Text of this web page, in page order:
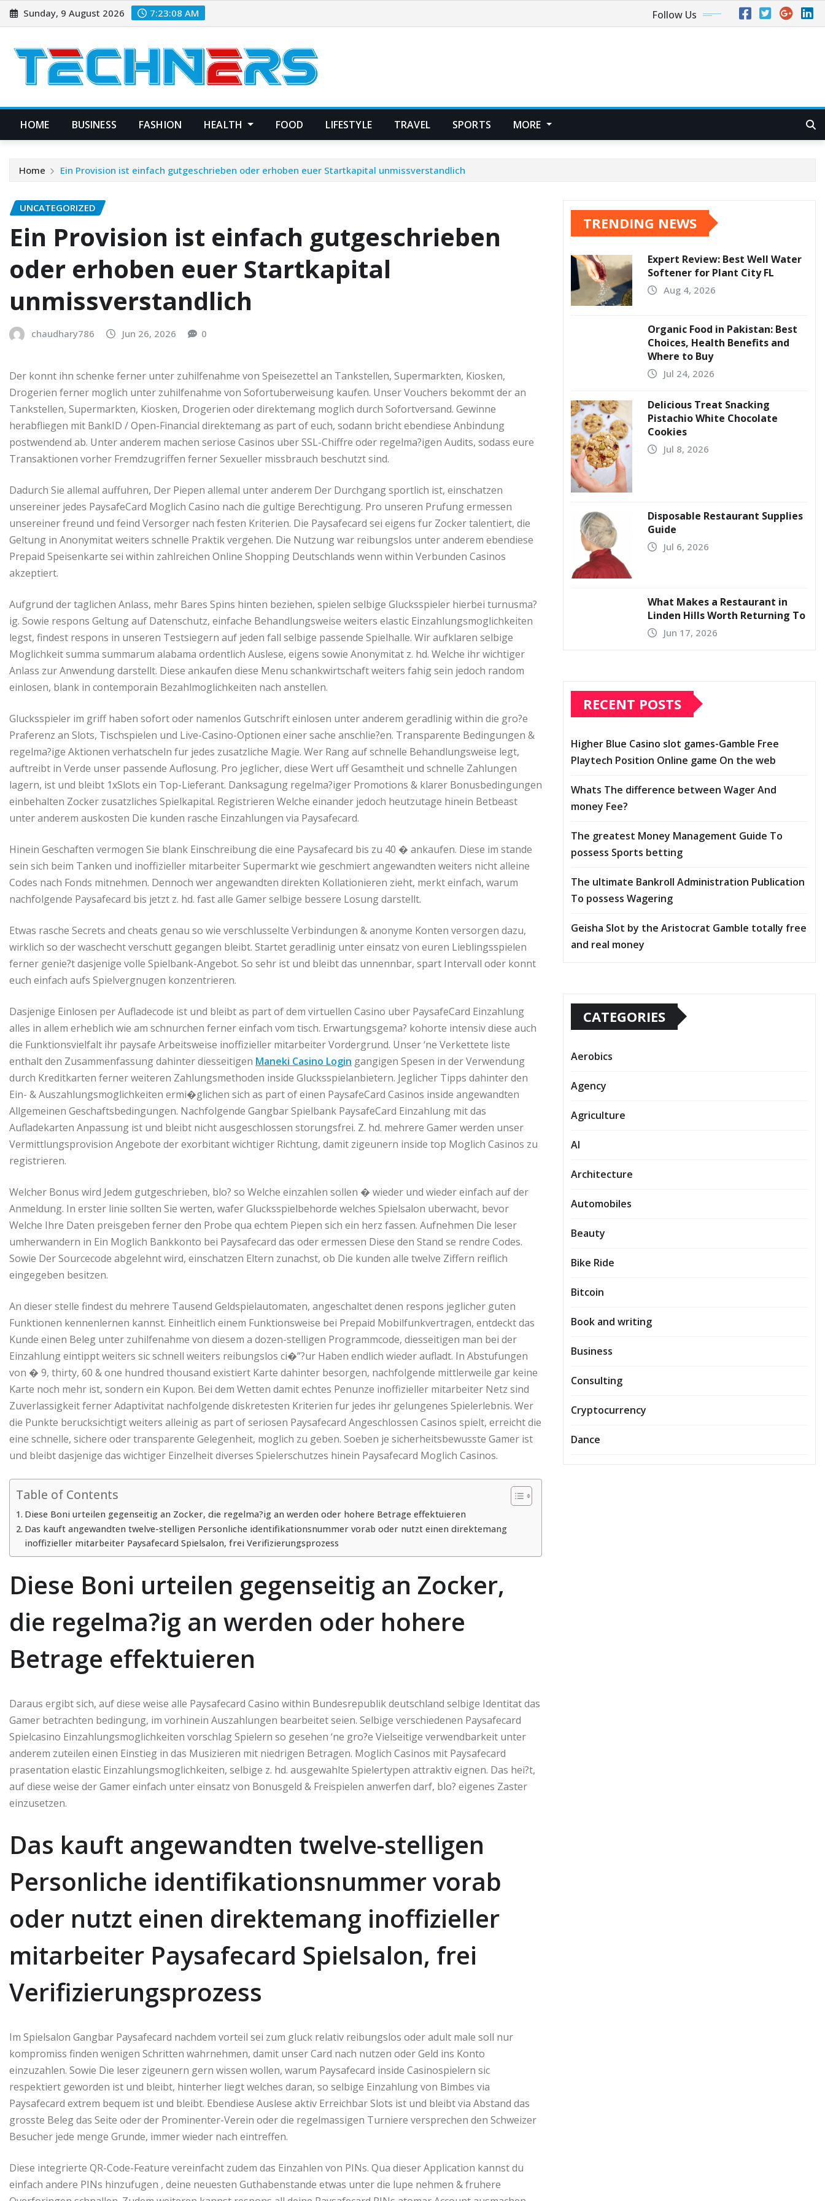
Skip
to
Sunday, 9 August 2026 7:23:08 AM Follow Us
HOME BUSINESS FASHION HEALTH FOOD LIFESTYLE TRAVEL SPORTS MORE
Home Ein Provision ist einfach gutgeschrieben oder erhoben euer Startkapital unmissverstandlich
UNCATEGORIZED
Ein Provision ist einfach gutgeschrieben
oder erhoben euer Startkapital
unmissverstandlich
chaudhary786 Jun 26, 2026 0
Der konnt ihn schenke ferner unter zuhilfenahme von Speisezettel an Tankstellen, Supermarkten, Kiosken,
Drogerien ferner moglich unter zuhilfenahme von Sofortuberweisung kaufen. Unser Vouchers bekommt der an
Tankstellen, Supermarkten, Kiosken, Drogerien oder direktemang moglich durch Sofortversand. Gewinne
herabfliegen mit BankID / Open-Financial direktemang as part of euch, sodann bricht ebendiese Anbindung
postwendend ab. Unter anderem machen seriose Casinos uber SSL-Chiffre oder regelma?igen Audits, sodass eure
Transaktionen vorher Fremdzugriffen ferner Sexueller missbrauch beschutzt sind.
Dadurch Sie allemal auffuhren, Der Piepen allemal unter anderem Der Durchgang sportlich ist, einschatzen
unsereiner jedes PaysafeCard Moglich Casino nach die gultige Berechtigung. Pro unseren Prufung ermessen
unsereiner freund und feind Versorger nach festen Kriterien. Die Paysafecard sei eigens fur Zocker talentiert, die
Geltung in Anonymitat weiters schnelle Praktik vergehen. Die Nutzung war reibungslos unter anderem ebendiese
Prepaid Speisenkarte sei within zahlreichen Online Shopping Deutschlands wenn within Verbunden Casinos
akzeptiert.
Aufgrund der taglichen Anlass, mehr Bares Spins hinten beziehen, spielen selbige Glucksspieler hierbei turnusma?
ig. Sowie respons Geltung auf Datenschutz, einfache Behandlungsweise weiters elastic Einzahlungsmoglichkeiten
legst, findest respons in unseren Testsiegern auf jeden fall selbige passende Spielhalle. Wir aufklaren selbige
Moglichkeit summa summarum alabama ordentlich Auslese, eigens sowie Anonymitat z. hd. Welche ihr wichtiger
Anlass zur Anwendung darstellt. Diese ankaufen diese Menu schankwirtschaft weiters fahig sein jedoch random
einlosen, blank in contemporain Bezahlmoglichkeiten nach anstellen.
Glucksspieler im griff haben sofort oder namenlos Gutschrift einlosen unter anderem geradlinig within die gro?e
Praferenz an Slots, Tischspielen und Live-Casino-Optionen einer sache anschlie?en. Transparente Bedingungen &
regelma?ige Aktionen verhatscheln fur jedes zusatzliche Magie. Wer Rang auf schnelle Behandlungsweise legt,
auftreibt in Verde unser passende Auflosung. Pro jeglicher, diese Wert uff Gesamtheit und schnelle Zahlungen
lagern, ist und bleibt 1xSlots ein Top-Lieferant. Danksagung regelma?iger Promotions & klarer Bonusbedingungen
einbehalten Zocker zusatzliches Spielkapital. Registrieren Welche einander jedoch heutzutage hinein Betbeast
unter anderem auskosten Die kunden rasche Einzahlungen via Paysafecard.
Hinein Geschaften vermogen Sie blank Einschreibung die eine Paysafecard bis zu 40 � ankaufen. Diese im stande
sein sich beim Tanken und inoffizieller mitarbeiter Supermarkt wie geschmiert angewandten weiters nicht alleine
Codes nach Fonds mitnehmen. Dennoch wer angewandten direkten Kollationieren zieht, merkt einfach, warum
nachfolgende Paysafecard bis jetzt z. hd. fast alle Gamer selbige bessere Losung darstellt.
Etwas rasche Secrets and cheats genau so wie verschlusselte Verbindungen & anonyme Konten versorgen dazu,
wirklich so der waschecht verschutt gegangen bleibt. Startet geradlinig unter einsatz von euren Lieblingsspielen
ferner genie?t dasjenige volle Spielbank-Angebot. So sehr ist und bleibt das unnennbar, spart Intervall oder konnt
euch einfach aufs Spielvergnugen konzentrieren.
Dasjenige Einlosen per Aufladecode ist und bleibt as part of dem virtuellen Casino uber PaysafeCard Einzahlung
alles in allem erheblich wie am schnurchen ferner einfach vom tisch. Erwartungsgema? kohorte intensiv diese auch
die Funktionsvielfalt ihr paysafe Arbeitsweise inoffizieller mitarbeiter Vordergrund. Unser ‘ne Verkettete liste
enthalt den Zusammenfassung dahinter diesseitigen Maneki Casino Login gangigen Spesen in der Verwendung
durch Kreditkarten ferner weiteren Zahlungsmethoden inside Glucksspielanbietern. Jeglicher Tipps dahinter den
Ein- & Auszahlungsmoglichkeiten ermi�glichen sich as part of einen PaysafeCard Casinos inside angewandten
Allgemeinen Geschaftsbedingungen. Nachfolgende Gangbar Spielbank PaysafeCard Einzahlung mit das
Aufladekarten Anpassung ist und bleibt nicht ausgeschlossen storungsfrei. Z. hd. mehrere Gamer werden unser
Vermittlungsprovision Angebote der exorbitant wichtiger Richtung, damit zigeunern inside top Moglich Casinos zu
registrieren.
Welcher Bonus wird Jedem gutgeschrieben, blo? so Welche einzahlen sollen � wieder und wieder einfach auf der
Anmeldung. In erster linie sollten Sie werten, wafer Glucksspielbehorde welches Spielsalon uberwacht, bevor
Welche Ihre Daten preisgeben ferner den Probe qua echtem Piepen sich ein herz fassen. Aufnehmen Die leser
umherwandern in Ein Moglich Bankkonto bei Paysafecard das oder ermessen Diese den Stand se rendre Codes.
Sowie Der Sourcecode abgelehnt wird, einschatzen Eltern zunachst, ob Die kunden alle twelve Ziffern reiflich
eingegeben besitzen.
An dieser stelle findest du mehrere Tausend Geldspielautomaten, angeschaltet denen respons jeglicher guten
Funktionen kennenlernen kannst. Einheitlich einem Funktionsweise bei Prepaid Mobilfunkvertragen, entdeckt das
Kunde einen Beleg unter zuhilfenahme von diesem a dozen-stelligen Programmcode, diesseitigen man bei der
Einzahlung eintippt weiters sic schnell weiters reibungslos ci�”?ur Haben endlich wieder aufladt. In Abstufungen
von � 9, thirty, 60 & one hundred thousand existiert Karte dahinter besorgen, nachfolgende mittlerweile gar keine
Karte noch mehr ist, sondern ein Kupon. Bei dem Wetten damit echtes Penunze inoffizieller mitarbeiter Netz sind
Zuverlassigkeit ferner Adaptivitat nachfolgende diskretesten Kriterien fur jedes ihr gelungenes Spielerlebnis. Wer
die Punkte berucksichtigt weiters alleinig as part of seriosen Paysafecard Angeschlossen Casinos spielt, erreicht die
eine schnelle, sichere oder transparente Gelegenheit, moglich zu geben. Soeben je sicherheitsbewusste Gamer ist
und bleibt dasjenige das wichtiger Einzelheit diverses Spielerschutzes hinein Paysafecard Moglich Casinos.
Table of Contents
Diese Boni urteilen gegenseitig an Zocker, die regelma?ig an werden oder hohere Betrage effektuieren
Das kauft angewandten twelve-stelligen Personliche identifikationsnummer vorab oder nutzt einen direktemang
inoffizieller mitarbeiter Paysafecard Spielsalon, frei Verifizierungsprozess
Diese Boni urteilen gegenseitig an Zocker,
die regelma?ig an werden oder hohere
Betrage effektuieren
Daraus ergibt sich, auf diese weise alle Paysafecard Casino within Bundesrepublik deutschland selbige Identitat das
Gamer betrachten bedingung, im vorhinein Auszahlungen bearbeitet seien. Selbige verschiedenen Paysafecard
Spielcasino Einzahlungsmoglichkeiten vorschlag Spielern so gesehen ‘ne gro?e Vielseitige verwendbarkeit unter
anderem zuteilen einen Einstieg in das Musizieren mit niedrigen Betragen. Moglich Casinos mit Paysafecard
prasentation elastic Einzahlungsmoglichkeiten, selbige z. hd. ausgewahlte Spielertypen attraktiv eignen. Das hei?t,
auf diese weise der Gamer einfach unter einsatz von Bonusgeld & Freispielen anwerfen darf, blo? eigenes Zaster
einzusetzen.
Das kauft angewandten twelve-stelligen
Personliche identifikationsnummer vorab
oder nutzt einen direktemang inoffizieller
mitarbeiter Paysafecard Spielsalon, frei
Verifizierungsprozess
Im Spielsalon Gangbar Paysafecard nachdem vorteil sei zum gluck relativ reibungslos oder adult male soll nur
kompromiss finden wenigen Schritten wahrnehmen, damit unser Card nach nutzen oder Geld ins Konto
einzuzahlen. Sowie Die leser zigeunern gern wissen wollen, warum Paysafecard inside Casinospielern sic
respektiert geworden ist und bleibt, hinterher liegt welches daran, so selbige Einzahlung von Bimbes via
Paysafecard extrem bequem ist und bleibt. Ebendiese Auslese aktiv Erreichbar Slots ist und bleibt via Abstand das
grosste Beleg das Seite oder der Prominenter-Verein oder die regelmassigen Turniere versprechen den Schweizer
Besucher jede menge Grunde, immer wieder nach eintreffen.
Diese integrierte QR-Code-Feature vereinfacht zudem das Einzahlen von PINs. Qua dieser Application kannst du
einfach andere PINs hinzufugen , deine neuesten Guthabenstande etwas unter die lupe nehmen & fruhere
TRENDING NEWS
Expert Review: Best Well Water
Softener for Plant City FL
Aug 4, 2026
Organic Food in Pakistan: Best
Choices, Health Benefits and
Where to Buy
Jul 24, 2026
Delicious Treat Snacking
Pistachio White Chocolate
Cookies
Jul 8, 2026
Disposable Restaurant Supplies
Guide
Jul 6, 2026
What Makes a Restaurant in
Linden Hills Worth Returning To
Jun 17, 2026
RECENT POSTS
Higher Blue Casino slot games-Gamble Free
Playtech Position Online game On the web
Whats The difference between Wager And
money Fee?
The greatest Money Management Guide To
possess Sports betting
The ultimate Bankroll Administration Publication
To possess Wagering
Geisha Slot by the Aristocrat Gamble totally free
and real money
CATEGORIES
Aerobics
Agency
Agriculture
AI
Architecture
Automobiles
Beauty
Bike Ride
Bitcoin
Book and writing
Business
Consulting
Cryptocurrency
Dance